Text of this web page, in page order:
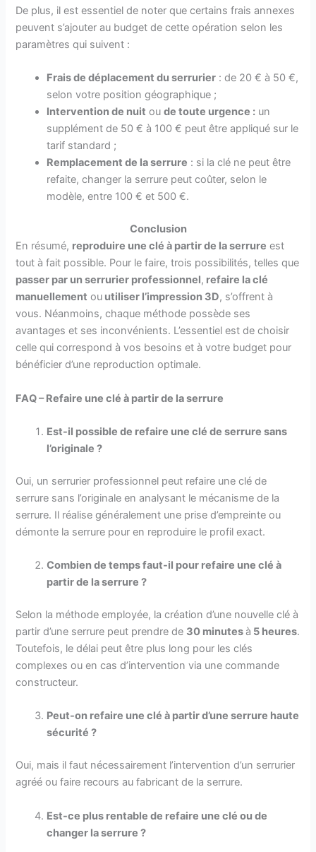
De plus, il est essentiel de noter que certains frais annexes
peuvent s’ajouter au budget de cette opération selon les
paramètres qui suivent :
Frais de déplacement du serrurier : de 20 € à 50 €,
selon votre position géographique ;
Intervention de nuit oude toute urgence : un
supplément de 50 € à 100 € peut être appliqué sur le
tarif standard ;
Remplacement de la serrure : si la clé ne peut être
refaite, changer la serrure peut coûter, selon le
modèle, entre 100 € et 500 €.
Conclusion
En résumé, reproduire une clé à partir de la serrure est
tout à fait possible. Pour le faire, trois possibilités, telles que
passer par unserrurier professionnel, refaire la clé
manuellement ou utiliser l’impression 3D, s’offrent à
vous. Néanmoins, chaque méthode possède ses
avantages et ses inconvénients. L’essentiel est de choisir
celle qui correspond à vos besoins et à votre budget pour
bénéficier d’une reproduction optimale.
FAQ – Refaire une clé à partir de la serrure
Est-il possible de refaire une clé de serrure sans
l’originale ?
Oui, un serrurier professionnel peut refaire une clé de
serrure sans l’originale en analysant le mécanisme de la
serrure. Il réalise généralement une prise d’empreinte ou
démonte la serrure pour en reproduire le profil exact.
Combien de temps faut-il pour refaire une clé à
partir de la serrure ?
Selon la méthode employée, la création d’une nouvelle clé à
partir d’une serrure peut prendre de 30 minutesà 5 heures.
Toutefois, le délai peut être plus long pour les clés
complexes ou en cas d’intervention via une commande
constructeur.
Peut-on refaire une clé à partir d’une serrure haute
sécurité ?
Oui, mais il faut nécessairement l’intervention d’un serrurier
agréé ou faire recours au fabricant de la serrure.
Est-ce plus rentable de refaire une clé ou de
changer la serrure ?